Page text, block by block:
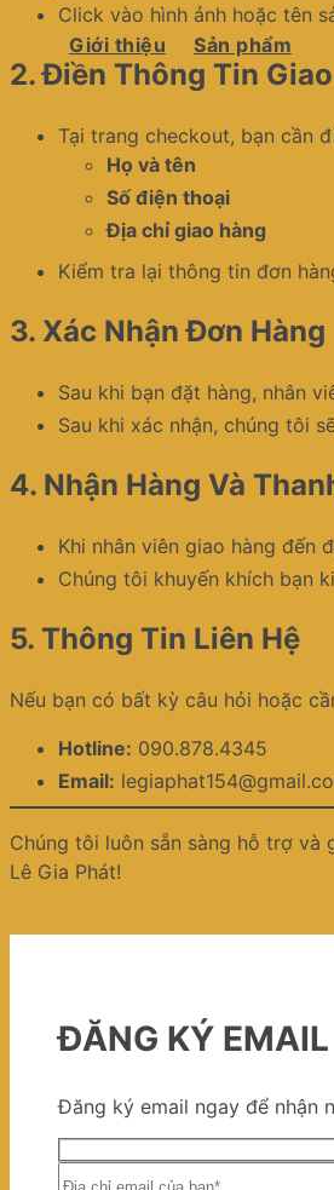
Giới thiệu Sản phẩm
Click vào hình ảnh hoặc tên
2.Điền Thông Tin
Tại trang checkout, bạn cần
Họ và tên
Số điện thoại
Địa chỉ giao hàng
Kiểm tra lại thông tin đơn
3. Xác Nhận Đơn Hàng
Sau khi bạn đặt hàng, nhân
Sau khi xác nhận, chúng tôi
4. Nhận Hàng Và
Khi nhân viên giao hàng đến
Chúng tôi khuyến khích bạn
5. Thông Tin Liên Hệ
Nếu bạn có bất kỳ câu hỏi hoặc
Hotline: 090.878.4345
Email:
Chúng tôi luôn sẵn sàng hỗ trợ và
Lê Gia Phát!
ĐĂNG KÝ
Đăng ký email ngay để nhận